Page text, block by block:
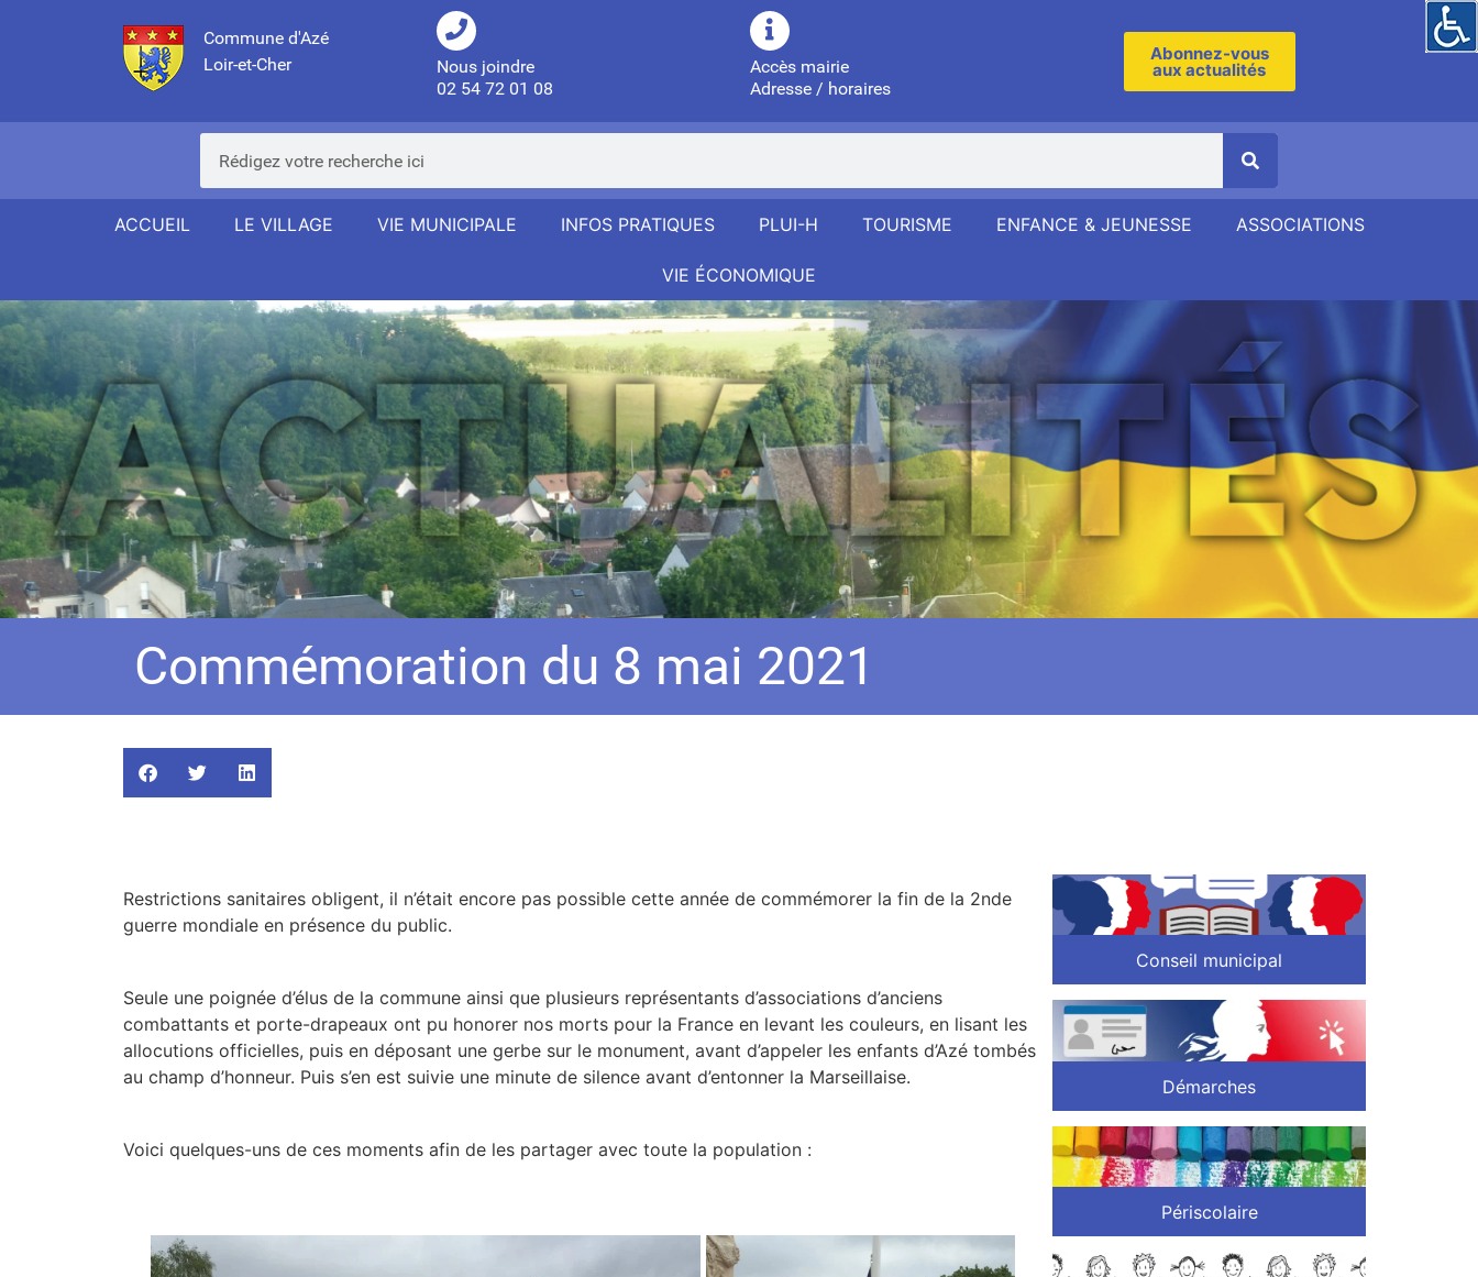
Commune d'Azé
Loir-et-Cher
Nous joindre
02 54 72 01 08
Accès mairie
Adresse / horaires
Abonnez-vous
aux actualités
ACCUEIL LE VILLAGE VIE MUNICIPALE INFOS PRATIQUES PLUI-H TOURISME ENFANCE & JEUNESSE ASSOCIATIONS
VIE ÉCONOMIQUE
Commémoration du 8 mai 2021
Restrictions sanitaires obligent, il n’était encore pas possible cette année de commémorer la fin de la 2nde
guerre mondiale en présence du public.
Seule une poignée d’élus de la commune ainsi que plusieurs représentants d’associations d’anciens
combattants et porte-drapeaux ont pu honorer nos morts pour la France en levant les couleurs, en lisant les
allocutions officielles, puis en déposant une gerbe sur le monument, avant d’appeler les enfants d’Azé tombés
au champ d’honneur. Puis s’en est suivie une minute de silence avant d’entonner la Marseillaise.
Voici quelques-uns de ces moments afin de les partager avec toute la population :
Conseil municipal
Démarches
Périscolaire